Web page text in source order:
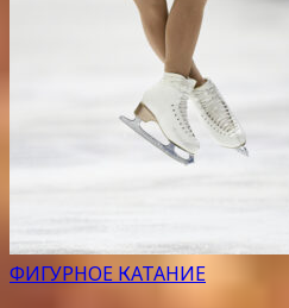
ФИГУРНОЕ КАТАНИЕ